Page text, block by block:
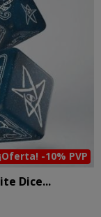
¡Oferta! -10% PVP
Dice...